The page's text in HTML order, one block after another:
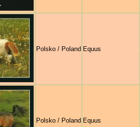
Polsko / Poland Equus
Polsko / Poland Equus